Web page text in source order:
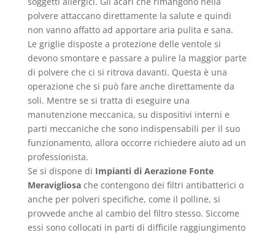
polvere attaccano direttamente la salute e quindi
non vanno affatto ad apportare aria pulita e sana.
Le griglie disposte a protezione delle ventole si
devono smontare e passare a pulire la maggior parte
di polvere che ci si ritrova davanti. Questa è una
operazione che si può fare anche direttamente da
soli. Mentre se si tratta di eseguire una
manutenzione meccanica, su dispositivi interni e
parti meccaniche che sono indispensabili per il suo
funzionamento, allora occorre richiedere aiuto ad un
professionista.
Se si dispone di Impianti di Aerazione Fonte
Meravigliosache contengono dei filtri antibatterici o
anche per polveri specifiche, come il polline, si
provvede anche al cambio del filtro stesso. Siccome
essi sono collocati in parti di difficile raggiungimento